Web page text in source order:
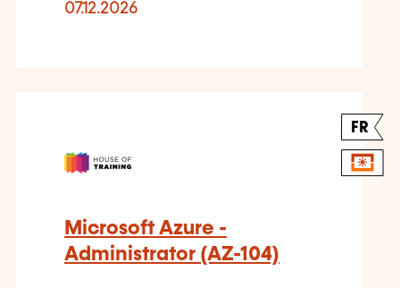
07.12.2026
FR
Microsoft Azure -
Administrator (AZ-104)